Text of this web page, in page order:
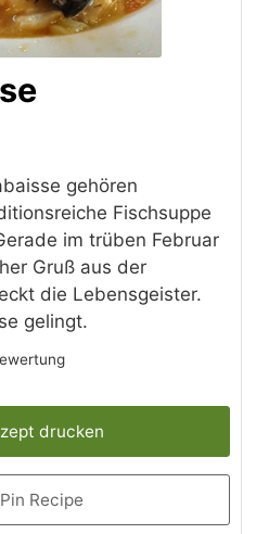
gehören
Fischsuppe
im trüben Februar
Gruß aus der
die Lebensgeister.
gelingt.
drucken
Pin Recipe